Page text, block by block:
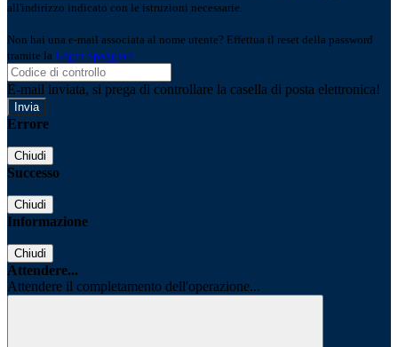
all'indirizzo indicato con le istruzioni necessarie.
Non hai una e-mail associata al nome utente? Effettua il reset della password
tramite la Login Spaggiari
E-mail inviata, si prega di controllare la casella di posta elettronica!
Errore
Chiudi
Successo
Chiudi
Informazione
Chiudi
Attendere...
Attendere il completamento dell'operazione...